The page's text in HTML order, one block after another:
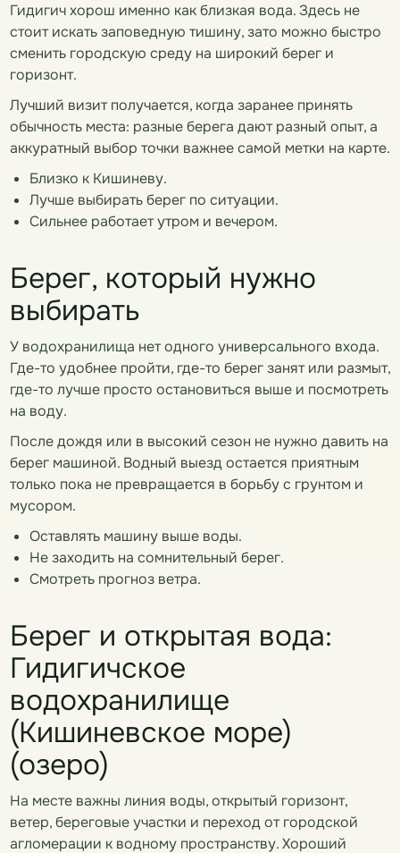
Гидигич хорош именно как близкая вода. Здесь не
стоит искать заповедную тишину, зато можно быстро
сменить городскую среду на широкий берег и
горизонт.
Лучший визит получается, когда заранее принять
обычность места: разные берега дают разный опыт, а
аккуратный выбор точки важнее самой метки на карте.
Близко к Кишиневу.
Лучше выбирать берег по ситуации.
Сильнее работает утром и вечером.
Берег, который нужно
выбирать
У водохранилища нет одного универсального входа.
Где-то удобнее пройти, где-то берег занят или размыт,
где-то лучше просто остановиться выше и посмотреть
на воду.
После дождя или в высокий сезон не нужно давить на
берег машиной. Водный выезд остается приятным
только пока не превращается в борьбу с грунтом и
мусором.
Оставлять машину выше воды.
Не заходить на сомнительный берег.
Смотреть прогноз ветра.
Берег и открытая вода:
Гидигичское
водохранилище
(Кишиневское море)
(озеро)
На месте важны линия воды, открытый горизонт,
ветер, береговые участки и переход от городской
агломерации к водному пространству. Хороший